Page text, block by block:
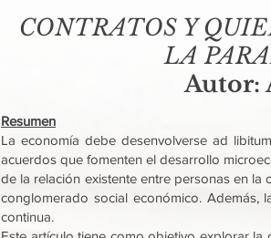
CONTRATOS Y
LA
Autor:
Resumen
La economía debe desenvolverse ad
acuerdos que fomenten el desarrollo
de la relación existente entre personas en la
conglomerado social económico.
continua.